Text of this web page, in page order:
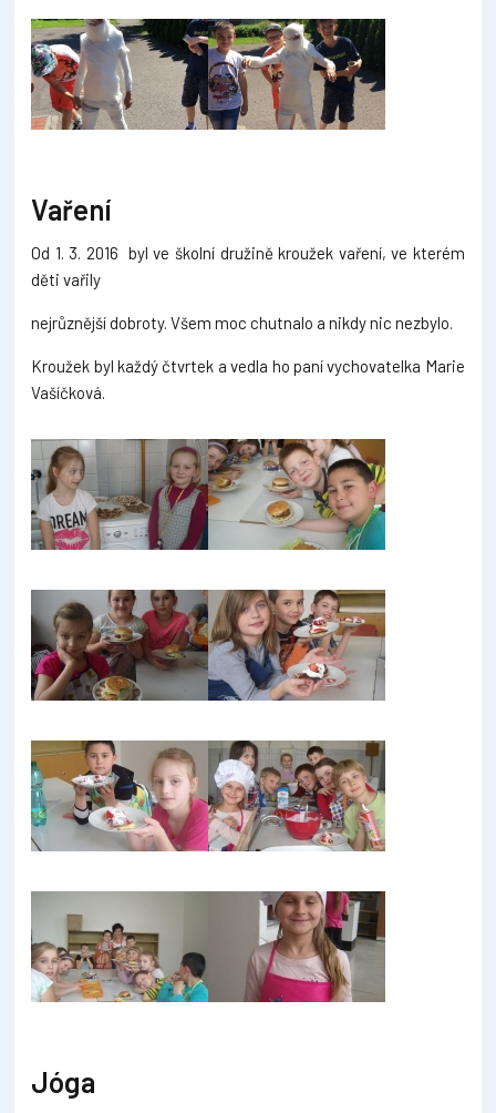
Vaření
Od 1. 3. 2016 byl ve školní družině kroužek vaření, ve kterém
děti vařily
nejrůznější dobroty. Všem moc chutnalo a nikdy nic nezbylo.
Kroužek byl každý čtvrtek a vedla ho paní vychovatelka Marie
Vašíčková.
Jóga